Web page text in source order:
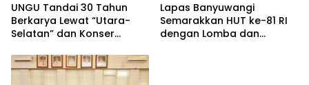
UNGU Tandai 30 Tahun
Berkarya Lewat “Utara-
Selatan” dan Konser
Lapas Banyuwangi
Semarakkan HUT ke-81 RI
dengan Lomba dan